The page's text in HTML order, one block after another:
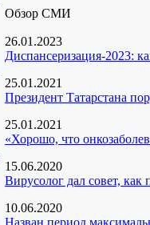
Обзор СМИ
26.01.2023
Диспансеризация-2023:
25.01.2021
Президент Татарстана
25.01.2021
«Хорошо, что
15.06.2020
Вирусолог дал совет, как
10.06.2020
Назван период